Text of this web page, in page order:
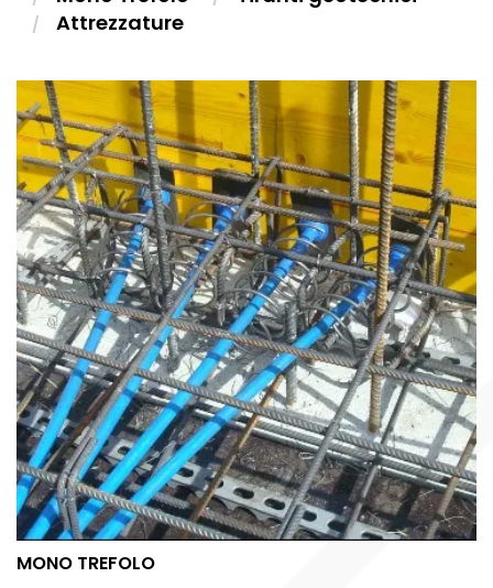
Attrezzature
MONO TREFOLO
MONO TREFOLO